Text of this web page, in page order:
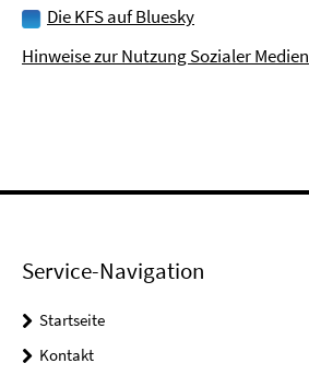
Die KFS auf Bluesky
Hinweise zur Nutzung Sozialer Medien
Service-Navigation
Startseite
Kontakt